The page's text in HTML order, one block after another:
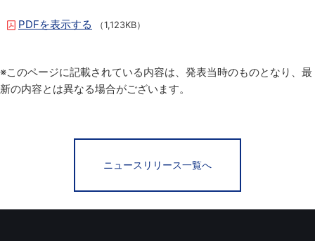
PDFを表示する （1,123KB）
※このページに記載されている内容は、発表当時のものとなり、最
新の内容とは異なる場合がございます。
ニュースリリース一覧へ